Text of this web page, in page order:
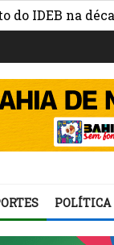
na década
POLÍTICA